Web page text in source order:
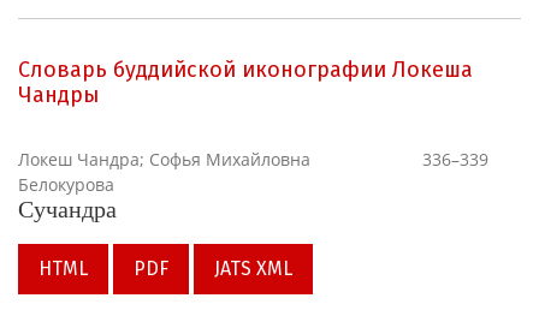
Словарь буддийской иконографии Локеша
Чандры
Локеш Чандра; Софья Михайловна
Белокурова
336–339
Сучандра
HTML PDF JATS XML